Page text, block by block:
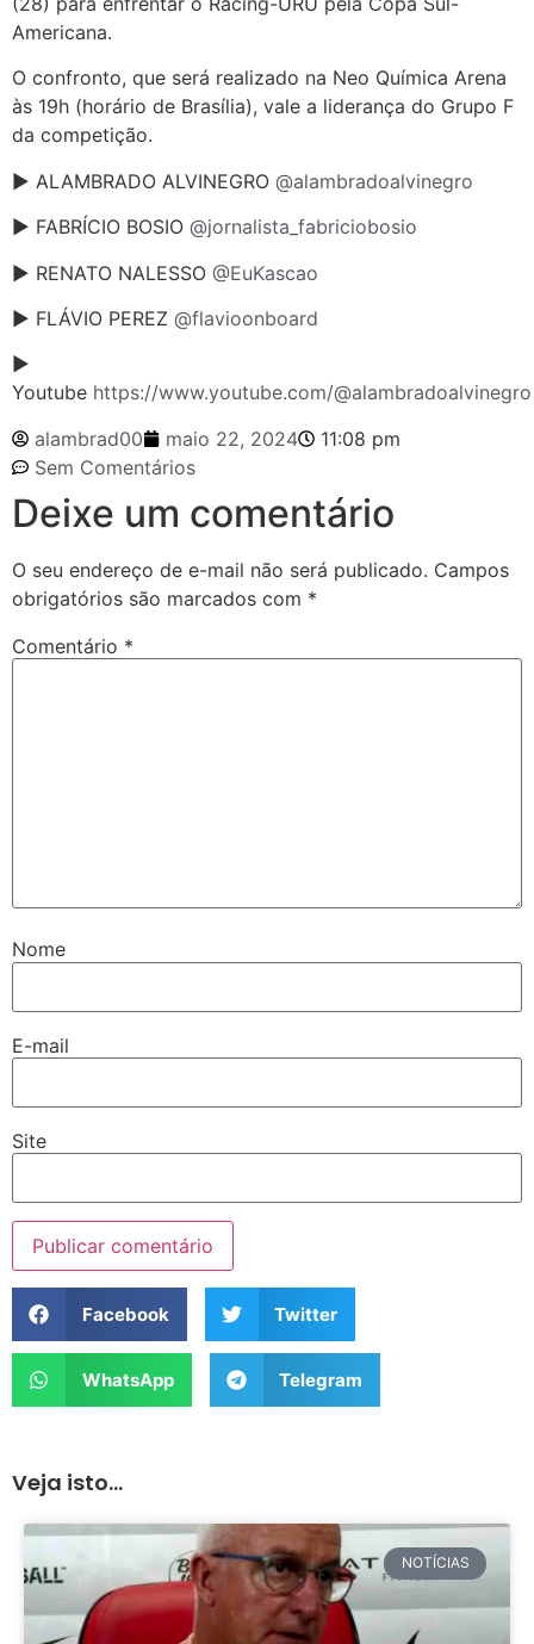
Americana.
O confronto, que será realizado na Neo Química Arena
às 19h (horário de Brasília), vale a liderança do Grupo F
da competição.
► ALAMBRADO ALVINEGRO @alambradoalvinegro
► FABRÍCIO BOSIO @jornalista_fabriciobosio
► RENATO NALESSO @EuKascao
► FLÁVIO PEREZ @flavioonboard
►
Youtube https://www.youtube.com/@alambradoalvinegro
alambrad00
maio 22, 2024
11:08 pm
Sem Comentários
Deixe um comentário
O seu endereço de e-mail não será publicado. Campos
obrigatórios são marcados com *
Comentário *
Nome
E-mail
Site
Facebook Twitter
WhatsApp Telegram
Veja isto...
NOTÍCIAS